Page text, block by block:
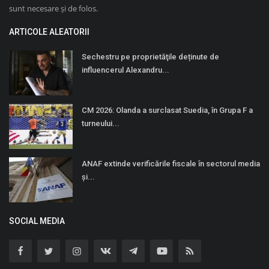
sunt necesare și de folos.
ARTICOLE ALEATORII
Sechestru pe proprietăţile deținute de
influencerul Alexandru...
CM 2026: Olanda a surclasat Suedia, în Grupa F a
turneului...
ANAF extinde verificările fiscale în sectorul media
și...
SOCIAL MEDIA